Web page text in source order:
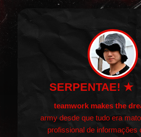
SERPENTAE! ★
teamwork makes the
army desde que tudo era
profissional de informações